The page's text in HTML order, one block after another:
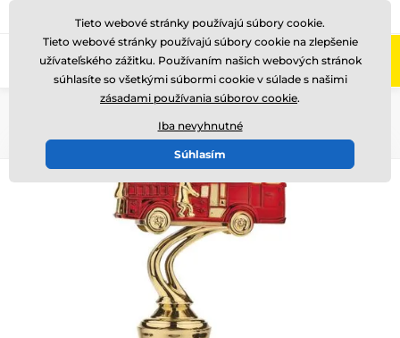
Zavolajte nám (Po-Pi 8-17) +421220255160
Tieto webové stránky používajú súbory cookie.
Tieto webové stránky používajú súbory cookie na zlepšenie
užívateľského zážitku. Používaním našich webových stránok
súhlasíte so všetkými súbormi cookie v súlade s našimi
zásadami používania súborov cookie.
Iba nevyhnutné
Súhlasím